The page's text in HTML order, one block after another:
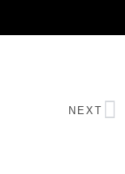
NEXT